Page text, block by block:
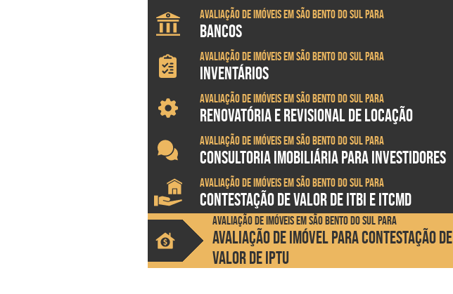
Avaliação de imóveis em São Bento do Sul para
BANCOS
Avaliação de imóveis em São Bento do Sul para
INVENTÁRIOS
Avaliação de imóveis em São Bento do Sul para
RENOVATÓRIA E REVISIONAL DE LOCAÇÃO
Avaliação de imóveis em São Bento do Sul para
CONSULTORIA IMOBILIÁRIA PARA INVESTIDORES
Avaliação de imóveis em São Bento do Sul para
CONTESTAÇÃO DE VALOR DE ITBI E ITCMD
Avaliação de imóveis em São Bento do Sul para
AVALIAÇÃO DE IMÓVEL PARA CONTESTAÇÃO DE
VALOR DE IPTU